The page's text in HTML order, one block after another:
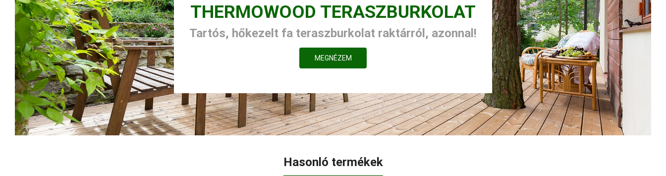
THERMOWOOD TERASZBURKOLAT
Tartós, hőkezelt fa teraszburkolat raktárról, azonnal!
MEGNÉZEM
Hasonló termékek